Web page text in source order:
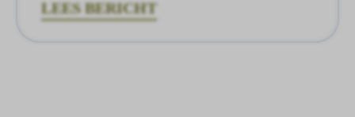
LEES BERICHT